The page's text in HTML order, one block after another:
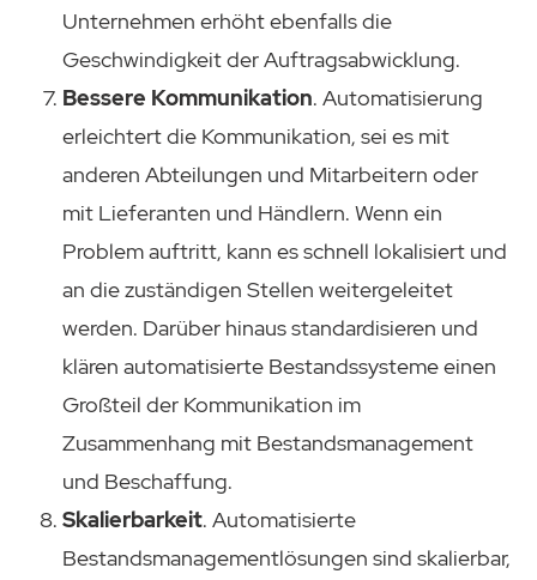
Unternehmen erhöht ebenfalls die
Geschwindigkeit der Auftragsabwicklung.
Bessere Kommunikation. Automatisierung
erleichtert die Kommunikation, sei es mit
anderen Abteilungen und Mitarbeitern oder
mit Lieferanten und Händlern. Wenn ein
Problem auftritt, kann es schnell lokalisiert und
an die zuständigen Stellen weitergeleitet
werden. Darüber hinaus standardisieren und
klären automatisierte Bestandssysteme einen
Großteil der Kommunikation im
Zusammenhang mit Bestandsmanagement
und Beschaffung.
Skalierbarkeit. Automatisierte
Bestandsmanagementlösungen sind skalierbar,